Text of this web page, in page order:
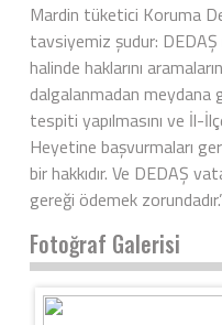
Mardin tüketici Koruma
tavsiyemiz şudur:
halinde haklarını
dalgalanmadan meydana
tespiti yapılmasını ve İl-
Heyetine başvurmaları
bir hakkıdır. Ve DEDAŞ
gereği ödemek
Fotoğraf Galerisi